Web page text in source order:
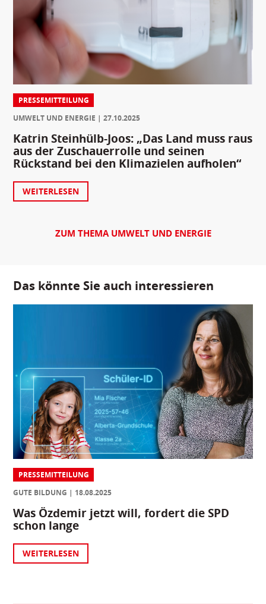
PRESSEMITTEILUNG
UMWELT UND ENERGIE
27.10.2025
Katrin Steinhülb-Joos: „Das Land muss raus
aus der Zuschauerrolle und seinen
Rückstand bei den Klimazielen aufholen“
WEITERLESEN
ZUM THEMA UMWELT UND ENERGIE
Das könnte Sie auch interessieren
PRESSEMITTEILUNG
GUTE BILDUNG
18.08.2025
Was Özdemir jetzt will, fordert die SPD
schon lange
WEITERLESEN